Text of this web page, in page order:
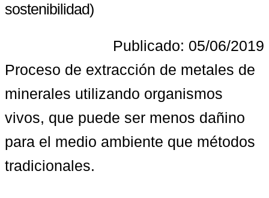
sostenibilidad)
Publicado: 05/06/2019
Proceso de extracción de metales de
minerales utilizando organismos
vivos, que puede ser menos dañino
para el medio ambiente que métodos
tradicionales.